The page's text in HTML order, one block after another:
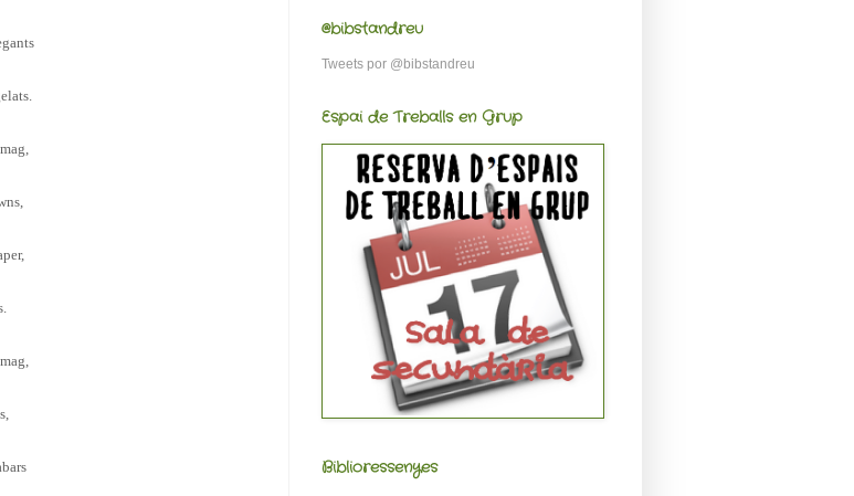
@bibstandreu
Tweets por @bibstandreu
Espai de Treballs en Grup
Biblioressenyes